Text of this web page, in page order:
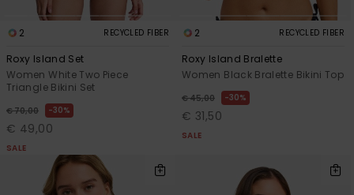
2 RECYCLED FIBER
Roxy Island Set
Women White Two Piece
Triangle Bikini Set
€ 70,00 30%
€ 49,00
SALE
2 RECYCLED FIBER
Roxy Island Bralette
Women Black Bralette Bikini Top
€ 45,00 30%
€ 31,50
SALE